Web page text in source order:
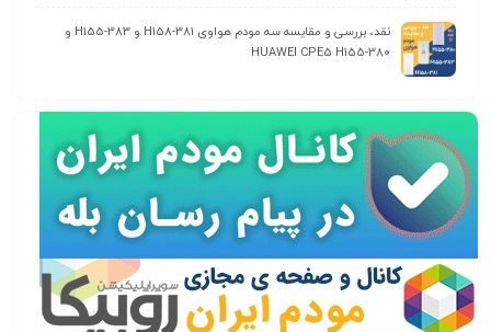
نقد، بررسی و مقایسه سه مودم هواوی H158-381 و H155-383 و
HUAWEI CPE5 H155-380